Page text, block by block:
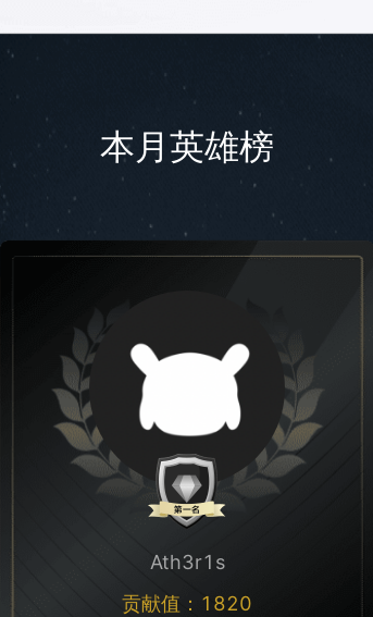
本月英雄榜
Ath3r1s
贡献值： 1820